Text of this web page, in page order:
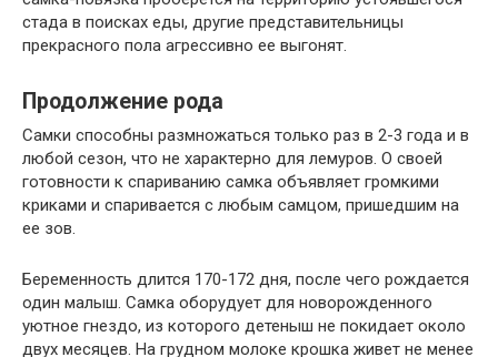
стада в поисках еды, другие представительницы
прекрасного пола агрессивно ее выгонят.
Продолжение рода
Самки способны размножаться только раз в 2-3 года и в
любой сезон, что не характерно для лемуров. О своей
готовности к спариванию самка объявляет громкими
криками и спаривается с любым самцом, пришедшим на
ее зов.
Беременность длится 170-172 дня, после чего рождается
один малыш. Самка оборудует для новорожденного
уютное гнездо, из которого детеныш не покидает около
двух месяцев. На грудном молоке крошка живет не менее